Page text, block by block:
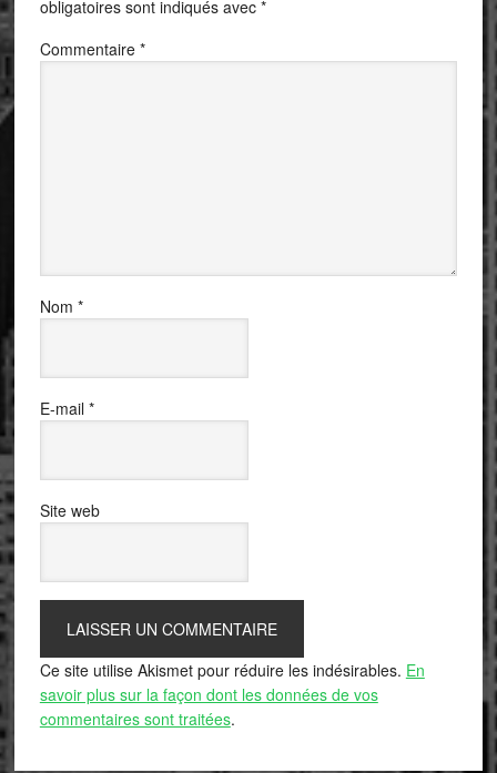
obligatoires sont indiqués avec *
Commentaire *
Nom *
E-mail *
Site web
Ce site utilise Akismet pour réduire les indésirables. En
savoir plus sur la façon dont les données de vos
commentaires sont traitées.